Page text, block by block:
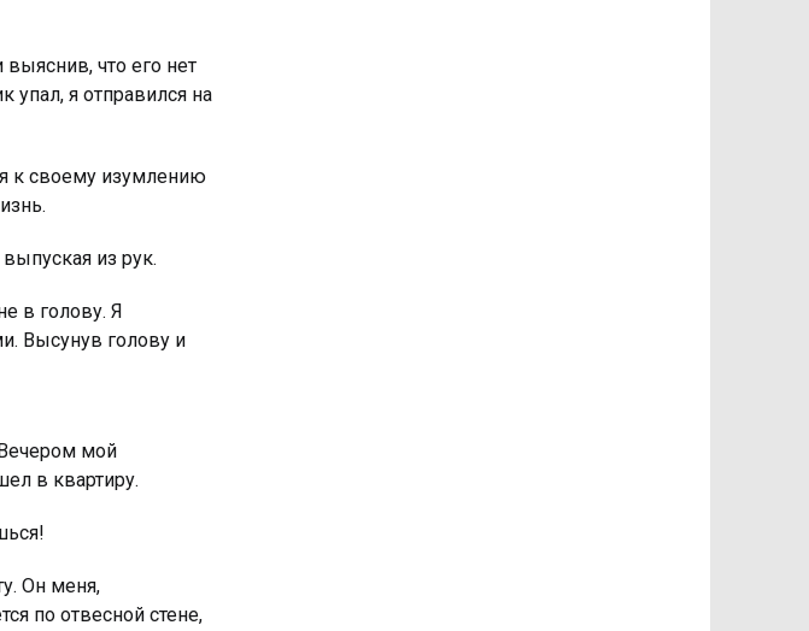
что его нет
упал, я отправился на
к своему изумлению
из рук.
в голову. Я
Высунув голову и
мой
в квартиру.
Он меня,
по отвесной стене,